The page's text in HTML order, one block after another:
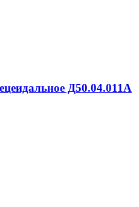
Д50.04.011А